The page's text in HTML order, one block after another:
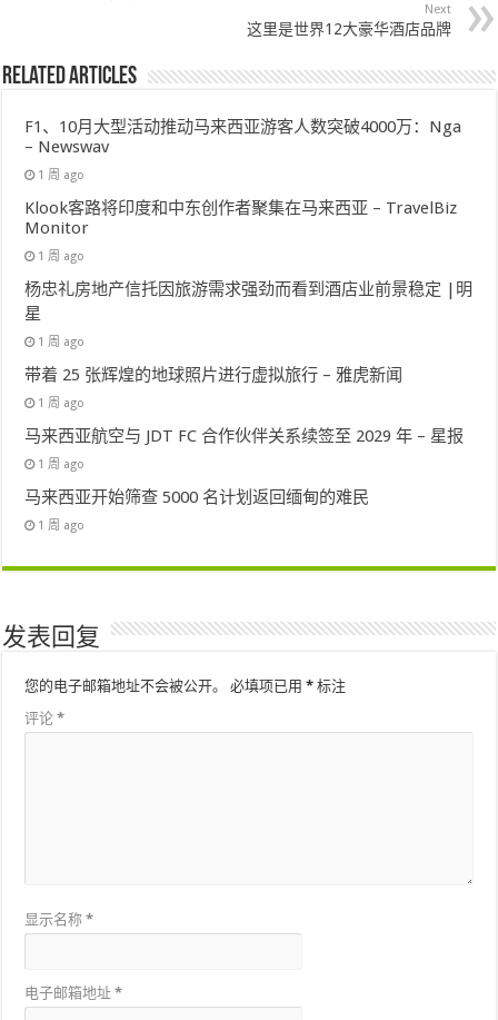
Next
这里是世界12大豪华酒店品牌
Related Articles
F1、10月大型活动推动马来西亚游客人数突破4000万：Nga
– Newswav
1 周 ago
Klook客路将印度和中东创作者聚集在马来西亚 – TravelBiz
Monitor
1 周 ago
杨忠礼房地产信托因旅游需求强劲而看到酒店业前景稳定 |明
星
1 周 ago
带着 25 张辉煌的地球照片进行虚拟旅行 – 雅虎新闻
1 周 ago
马来西亚航空与 JDT FC 合作伙伴关系续签至 2029 年 – 星报
1 周 ago
马来西亚开始筛查 5000 名计划返回缅甸的难民
1 周 ago
发表回复
您的电子邮箱地址不会被公开。 必填项已用* 标注
评论*
显示名称*
电子邮箱地址*